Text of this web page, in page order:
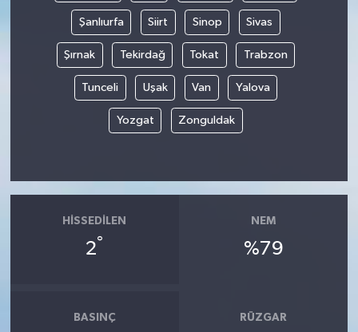
Şanlıurfa Siirt Sinop Sivas
Şırnak Tekirdağ Tokat Trabzon
Tunceli Uşak Van Yalova
Yozgat Zonguldak
HISSEDILEN
2°
NEM
%79
BASINÇ RÜZGAR